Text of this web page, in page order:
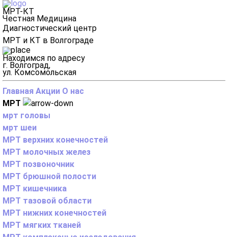
МРТ-КТ
Честная Медицина
Диагностический центр
МРТ и КТ в Волгограде
Находимся по адресу
г. Волгоград,
ул. Комсомольская
Главная Акции О нас
МРТ
мрт головы
мрт шеи
МРТ верхних конечностей
МРТ молочных желез
МРТ позвоночник
МРТ брюшной полости
МРТ кишечника
МРТ тазовой области
МРТ нижних конечностей
МРТ мягких тканей